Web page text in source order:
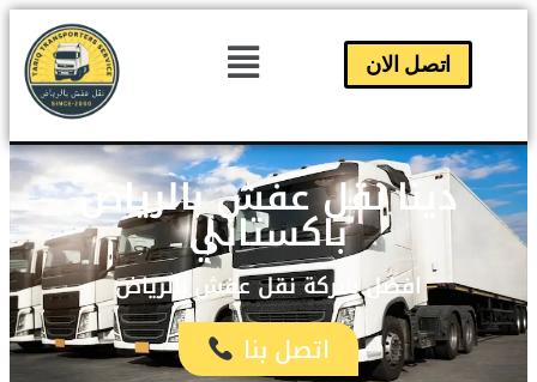
اتصل الان
دينا نقل عفش بالرياض
باكستاني
افضل شركة نقل عفش بالرياض
اتصل بنا